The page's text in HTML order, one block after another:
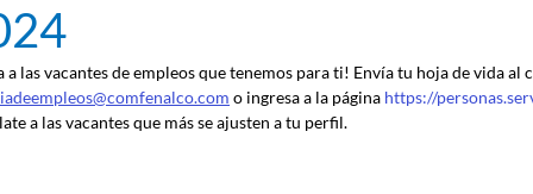
a las vacantes de empleos que tenemos para ti! Envía tu hoja de vida al
o ingresa a la página https://
a las vacantes que más se ajusten a tu perfil.